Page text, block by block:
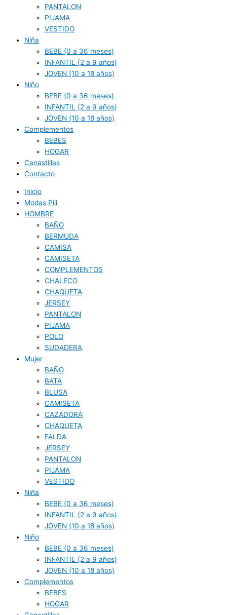
PANTALON
PIJAMA
VESTIDO
Niña
BEBE (0 a 36 meses)
INFANTIL (2 a 9 años)
JOVEN (10 a 18 años)
Niño
BEBE (0 a 36 meses)
INFANTIL (2 a 9 años)
JOVEN (10 a 18 años)
Complementos
BEBES
HOGAR
Canastillas
Contacto
Inicio
Modas Pili
HOMBRE
BAÑO
BERMUDA
CAMISA
CAMISETA
COMPLEMENTOS
CHALECO
CHAQUETA
JERSEY
PANTALON
PIJAMA
POLO
SUDADERA
Mujer
BAÑO
BATA
BLUSA
CAMISETA
CAZADORA
CHAQUETA
FALDA
JERSEY
PANTALON
PIJAMA
VESTIDO
Niña
BEBE (0 a 36 meses)
INFANTIL (2 a 9 años)
JOVEN (10 a 18 años)
Niño
BEBE (0 a 36 meses)
INFANTIL (2 a 9 años)
JOVEN (10 a 18 años)
Complementos
BEBES
HOGAR